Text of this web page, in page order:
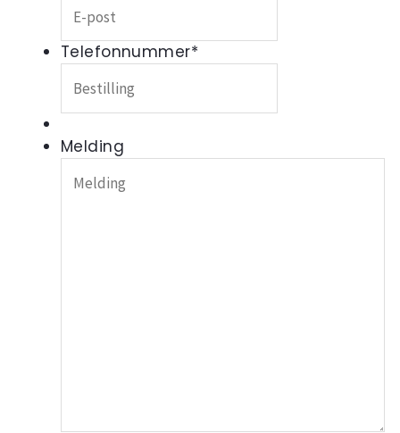
Telefonnummer*
Melding